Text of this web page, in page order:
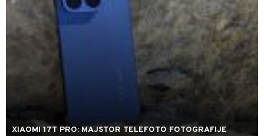
XIAOMI 17T PRO: MAJSTOR TELEFOTO FOTOGRAFIJE